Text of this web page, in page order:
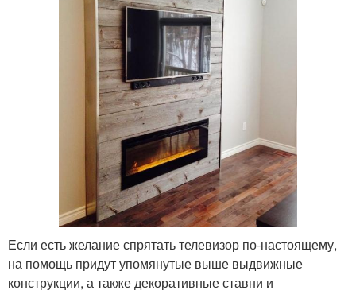
Если есть желание спрятать телевизор по-настоящему,
на помощь придут упомянутые выше выдвижные
конструкции, а также декоративные ставни и